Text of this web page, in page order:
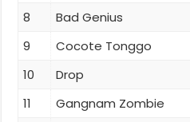
8
Bad Genius
9
Cocote Tonggo
10
Drop
11
Gangnam Zombie